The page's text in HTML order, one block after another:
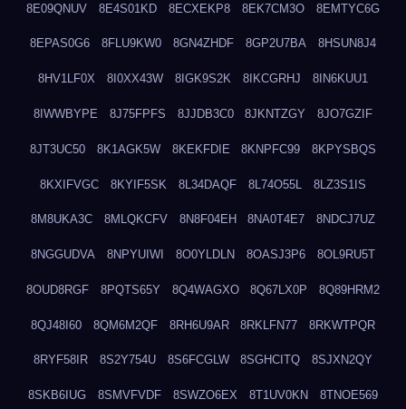
8E09QNUV 8E4S01KD 8ECXEKP8 8EK7CM3O 8EMTYC6G
8EPAS0G6 8FLU9KW0 8GN4ZHDF 8GP2U7BA 8HSUN8J4
8HV1LF0X 8I0XX43W 8IGK9S2K 8IKCGRHJ 8IN6KUU1
8IWWBYPE 8J75FPFS 8JJDB3C0 8JKNTZGY 8JO7GZIF
8JT3UC50 8K1AGK5W 8KEKFDIE 8KNPFC99 8KPYSBQS
8KXIFVGC 8KYIF5SK 8L34DAQF 8L74O55L 8LZ3S1IS
8M8UKA3C 8MLQKCFV 8N8F04EH 8NA0T4E7 8NDCJ7UZ
8NGGUDVA 8NPYUIWI 8O0YLDLN 8OASJ3P6 8OL9RU5T
8OUD8RGF 8PQTS65Y 8Q4WAGXO 8Q67LX0P 8Q89HRM2
8QJ48I60 8QM6M2QF 8RH6U9AR 8RKLFN77 8RKWTPQR
8RYF58IR 8S2Y754U 8S6FCGLW 8SGHCITQ 8SJXN2QY
8SKB6IUG 8SMVFVDF 8SWZO6EX 8T1UV0KN 8TNOE569